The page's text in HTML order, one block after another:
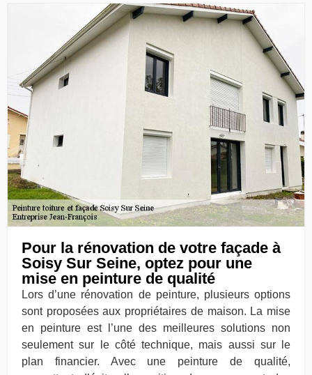
Pour la rénovation de votre façade à
Soisy Sur Seine, optez pour une
mise en peinture de qualité
Lors d’une rénovation de peinture, plusieurs options
sont proposées aux propriétaires de maison. La mise
en peinture est l’une des meilleures solutions non
seulement sur le côté technique, mais aussi sur le
plan financier. Avec une peinture de qualité,